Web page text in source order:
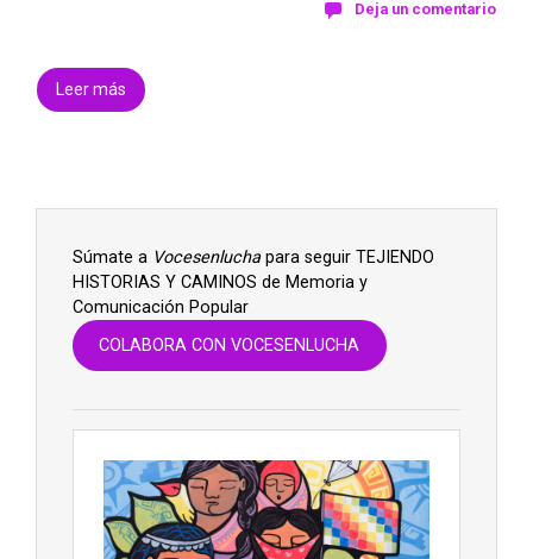
Deja un comentario
Leer más
Súmate a Vocesenluchapara seguir TEJIENDO
HISTORIAS Y CAMINOS de Memoria y
Comunicación Popular
COLABORA CON VOCESENLUCHA